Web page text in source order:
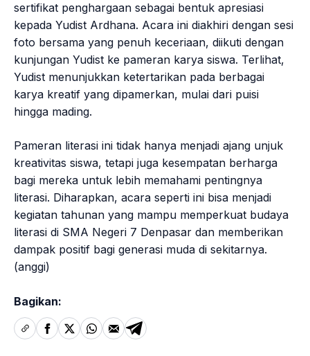
sertifikat penghargaan sebagai bentuk apresiasi
kepada Yudist Ardhana. Acara ini diakhiri dengan sesi
foto bersama yang penuh keceriaan, diikuti dengan
kunjungan Yudist ke pameran karya siswa. Terlihat,
Yudist menunjukkan ketertarikan pada berbagai
karya kreatif yang dipamerkan, mulai dari puisi
hingga mading.
Pameran literasi ini tidak hanya menjadi ajang unjuk
kreativitas siswa, tetapi juga kesempatan berharga
bagi mereka untuk lebih memahami pentingnya
literasi. Diharapkan, acara seperti ini bisa menjadi
kegiatan tahunan yang mampu memperkuat budaya
literasi di SMA Negeri 7 Denpasar dan memberikan
dampak positif bagi generasi muda di sekitarnya.
(anggi)
Bagikan: